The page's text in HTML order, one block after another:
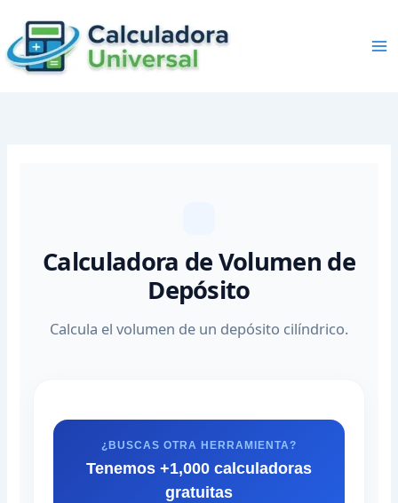
content
Calculadora de Volumen de
Depósito
Calcula el volumen de un depósito cilíndrico.
¿BUSCAS OTRA HERRAMIENTA?
Tenemos +1,000 calculadoras
gratuitas